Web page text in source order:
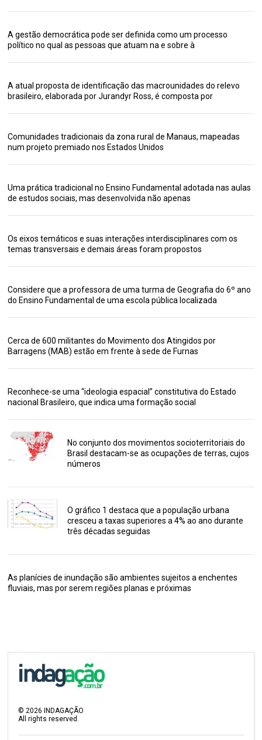
A gestão democrática pode ser definida como um processo
político no qual as pessoas que atuam na e sobre à
A atual proposta de identificação das macrounidades do relevo
brasileiro, elaborada por Jurandyr Ross, é composta por
Comunidades tradicionais da zona rural de Manaus, mapeadas
num projeto premiado nos Estados Unidos
Uma prática tradicional no Ensino Fundamental adotada nas aulas
de estudos sociais, mas desenvolvida não apenas
Os eixos temáticos e suas interações interdisciplinares com os
temas transversais e demais áreas foram propostos
Considere que a professora de uma turma de Geografia do 6º ano
do Ensino Fundamental de uma escola pública localizada
Cerca de 600 militantes do Movimento dos Atingidos por
Barragens (MAB) estão em frente à sede de Furnas
Reconhece-se uma “ideologia espacial” constitutiva do Estado
nacional Brasileiro, que indica uma formação social
No conjunto dos movimentos socioterritoriais do
Brasil destacam-se as ocupações de terras, cujos
números
O gráfico 1 destaca que a população urbana
cresceu a taxas superiores a 4% ao ano durante
três décadas seguidas
As planícies de inundação são ambientes sujeitos a enchentes
fluviais, mas por serem regiões planas e próximas
©2026 INDAGAÇÃO
All rights reserved.